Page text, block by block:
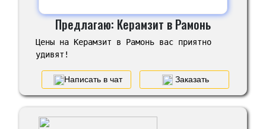
Предлагаю: Керамзит в Рамонь
Цены на Керамзит в Рамонь вас приятно
удивят!
Написать в чат Заказать